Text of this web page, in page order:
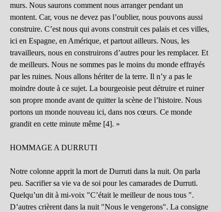
murs. Nous saurons comment nous arranger pendant un
montent. Car, vous ne devez pas l’oublier, nous pouvons aussi
construire. C’est nous qui avons construit ces palais et ces villes,
ici en Espagne, en Amérique, et partout ailleurs. Nous, les
travailleurs, nous en construirons d’autres pour les remplacer. Et
de meilleurs. Nous ne sommes pas le moins du monde effrayés
par les ruines. Nous allons hériter de la terre. Il n’y a pas le
moindre doute à ce sujet. La bourgeoisie peut détruire et ruiner
son propre monde avant de quitter la scène de l’histoire. Nous
portons un monde nouveau ici, dans nos cœurs. Ce monde
grandit en cette minute même [4]. »
HOMMAGE A DURRUTI
Notre colonne apprit la mort de Durruti dans la nuit. On parla
peu. Sacrifier sa vie va de soi pour les camarades de Durruti.
Quelqu’un dit à mi-voix "C’était le meilleur de nous tous ".
D’autres crièrent dans la nuit "Nous le vengerons". La consigne